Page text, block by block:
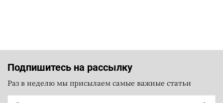
Подпишитесь на рассылку
Раз в неделю мы присылаем самые важные статьи